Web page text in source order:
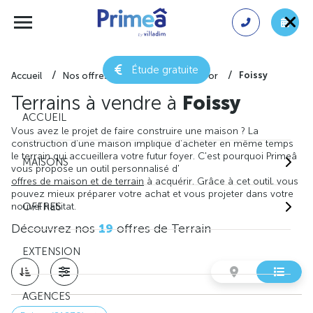
Étude gratuite
ACCUEIL
MAISONS
OFFRES
EXTENSION
AGENCES
Accueil Nos offres de terrain Côte-d'or Foissy
Terrains à vendre à Foissy
Vous avez le projet de faire construire une maison ? La
construction d'une maison implique d'acheter en même temps
le terrain qui accueillera votre futur foyer. C'est pourquoi Primeâ
vous propose un outil personnalisé d'
offres de maison et de terrain à acquérir. Grâce à cet outil, vous
pouvez mieux préparer votre achat et vous projeter dans votre
nouvel habitat.
Découvrez nos19offres de Terrain